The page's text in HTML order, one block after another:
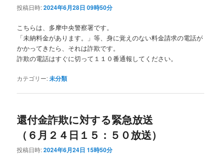
投稿日時:2024年6月28日 09時50分
こちらは、多摩中央警察署です。
「未納料金があります。」等、身に覚えのない料金請求の電話が
かかってきたら、それは詐欺です。
詐欺の電話はすぐに切って１１０番通報してください。
カテゴリー:未分類
還付金詐欺に対する緊急放送
（６月２４日１５：５０放送）
投稿日時:2024年6月24日 15時50分